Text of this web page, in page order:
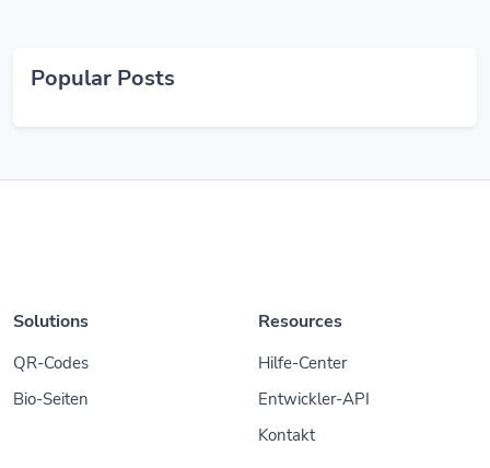
Popular Posts
Solutions
QR-Codes
Bio-Seiten
Resources
Hilfe-Center
Entwickler-API
Kontakt